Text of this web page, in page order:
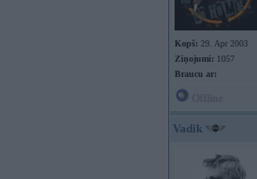
Kopš: 29. Apr 2003
Ziņojumi: 1057
Braucu ar:
Vadik